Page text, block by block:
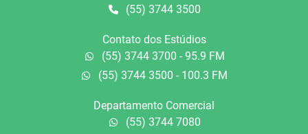
(55) 3744 3500
Contato dos Estúdios
(55) 3744 3700 - 95.9 FM
(55) 3744 3500 - 100.3 FM
Departamento Comercial
(55) 3744 7080